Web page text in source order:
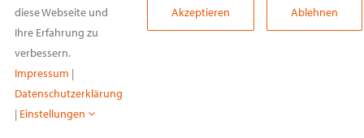
diese Webseite und
Ihre Erfahrung zu
verbessern.
Impressum |
Datenschutzerklärung
| Einstellungen
Akzeptieren Ablehnen